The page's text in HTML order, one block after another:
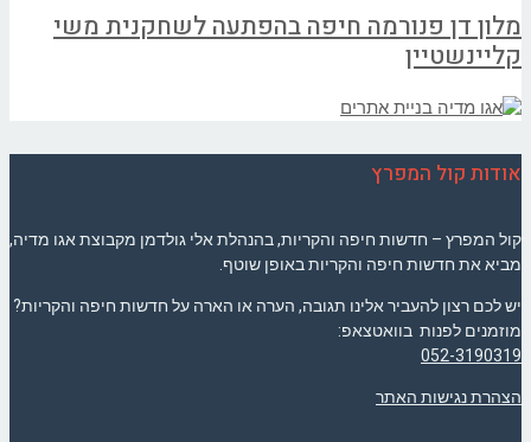
מלון דן פנורמה חיפה בהפתעה לשחקנית משי
קליינשטיין
אודות קול המפרץ
קול המפרץ – חדשות חיפה והקריות, בהנהלת אלי גולדמן מקבוצת אגו מדיה,
מביא את חדשות חיפה והקריות באופן שוטף.
יש לכם רצון להעביר אלינו תגובה, הערה או הארה על חדשות חיפה והקריות?
מוזמנים לפנות בוואטצאפ:
052-3190319
הצהרת נגישות האתר